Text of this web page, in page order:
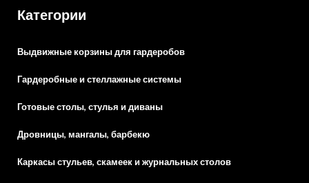
Категории
Выдвижные корзины для гардеробов
Гардеробные и стеллажные системы
Готовые столы, стулья и диваны
Дровницы, мангалы, барбекю
Каркасы стульев, скамеек и журнальных столов